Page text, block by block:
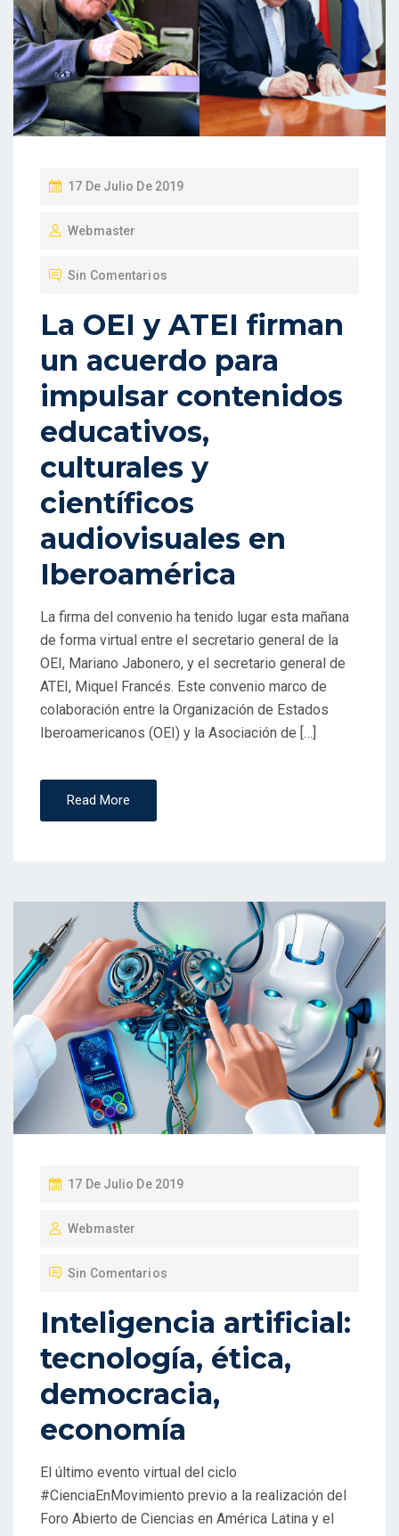
P
B
A
D
E
N
17 De Julio De 2019
Webmaster
Sin Comentarios
La OEI y ATEI firman
un acuerdo para
impulsar contenidos
educativos,
culturales y
científicos
audiovisuales en
Iberoamérica
La firma del convenio ha tenido lugar esta mañana
de forma virtual entre el secretario general de la
OEI, Mariano Jabonero, y el secretario general de
ATEI, Miquel Francés. Este convenio marco de
colaboración entre la Organización de Estados
Iberoamericanos (OEI) y la Asociación de […]
Read More
P
B
A
D
E
N
17 De Julio De 2019
Webmaster
Sin Comentarios
Inteligencia artificial:
tecnología, ética,
democracia,
economía
El último evento virtual del ciclo
#CienciaEnMovimiento previo a la realización del
Foro Abierto de Ciencias en América Latina y el